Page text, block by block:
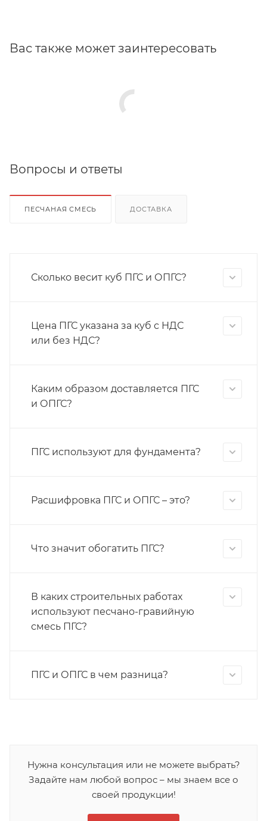
Вас также может заинтересовать
Вопросы и ответы
ПЕСЧАНАЯ СМЕСЬ ДОСТАВКА
Сколько весит куб ПГС и ОПГС?
Цена ПГС указана за куб с НДС
или без НДС?
Каким образом доставляется ПГС
и ОПГС?
ПГС используют для фундамента?
Расшифровка ПГС и ОПГС – это?
Что значит обогатить ПГС?
В каких строительных работах
используют песчано-гравийную
смесь ПГС?
ПГС и ОПГС в чем разница?
Нужна консультация или не можете выбрать?
Задайте нам любой вопрос – мы знаем все о
своей продукции!